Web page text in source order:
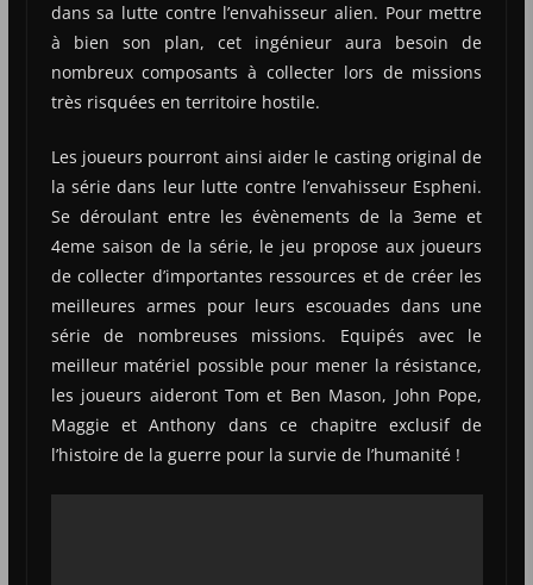
dans sa lutte contre l’envahisseur alien. Pour mettre
à bien son plan, cet ingénieur aura besoin de
nombreux composants à collecter lors de missions
très risquées en territoire hostile.
Les joueurs pourront ainsi aider le casting original de
la série dans leur lutte contre l’envahisseur Espheni.
Se déroulant entre les évènements de la 3eme et
4eme saison de la série, le jeu propose aux joueurs
de collecter d’importantes ressources et de créer les
meilleures armes pour leurs escouades dans une
série de nombreuses missions. Equipés avec le
meilleur matériel possible pour mener la résistance,
les joueurs aideront Tom et Ben Mason, John Pope,
Maggie et Anthony dans ce chapitre exclusif de
l’histoire de la guerre pour la survie de l’humanité !